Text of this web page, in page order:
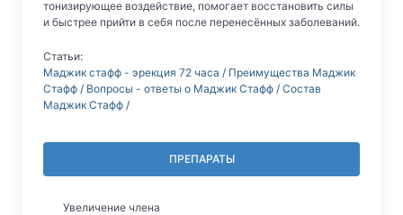
тонизирующее воздействие, помогает восстановить силы
и быстрее прийти в себя после перенесённых заболеваний.
Статьи:
Маджик стафф - эрекция 72 часа / Преимущества Маджик
Стафф / Вопросы - ответы о Маджик Стафф / Состав
Маджик Стафф /
ПРЕПАРАТЫ
Увеличение члена